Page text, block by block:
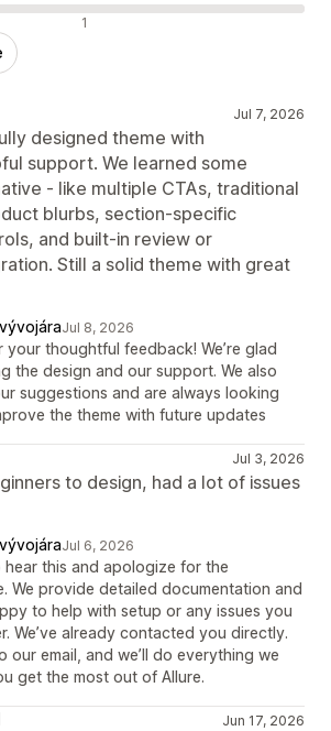
1
Jul 7, 2026
designed theme with
support. We learned some
- like multiple CTAs, traditional
blurbs, section‑specific
and built‑in review or
Still a solid theme with great
Jul 8, 2026
thoughtful feedback! We’re glad
the design and our support. We also
suggestions and are always looking
the theme with future updates
Jul 3, 2026
to design, had a lot of issues
Jul 6, 2026
hear this and apologize for the
We provide detailed documentation and
to help with setup or any issues you
We’ve already contacted you directly.
our email, and we’ll do everything we
get the most out of Allure.
Jun 17, 2026